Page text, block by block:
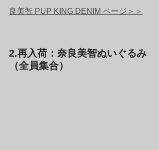
良美智 PUP KING DENIM ページ＞＞
2.再入荷：奈良美智ぬいぐるみ
（全員集合）